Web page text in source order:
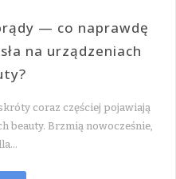
— co naprawdę
na urządzeniach
coraz częściej pojawiają
beauty. Brzmią nowocześnie,